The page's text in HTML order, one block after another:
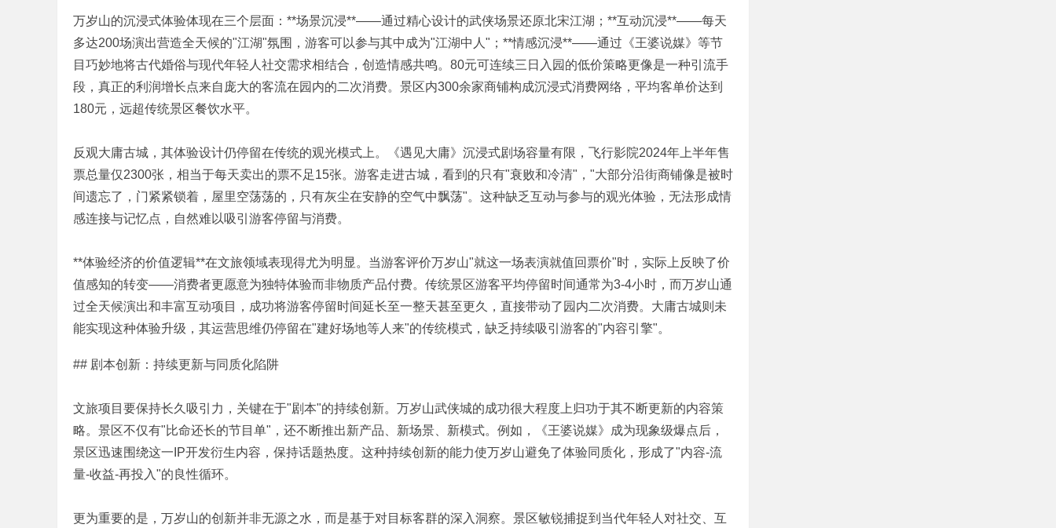
万岁山的沉浸式体验体现在三个层面：**场景沉浸**——通过精心设计的武侠场景还原北宋江湖；**互动沉浸**——每天
多达200场演出营造全天候的"江湖"氛围，游客可以参与其中成为"江湖中人"；**情感沉浸**——通过《王婆说媒》等节
目巧妙地将古代婚俗与现代年轻人社交需求相结合，创造情感共鸣。80元可连续三日入园的低价策略更像是一种引流手
段，真正的利润增长点来自庞大的客流在园内的二次消费。景区内300余家商铺构成沉浸式消费网络，平均客单价达到
180元，远超传统景区餐饮水平。
反观大庸古城，其体验设计仍停留在传统的观光模式上。《遇见大庸》沉浸式剧场容量有限，飞行影院2024年上半年售
票总量仅2300张，相当于每天卖出的票不足15张。游客走进古城，看到的只有"衰败和冷清"，"大部分沿街商铺像是被时
间遗忘了，门紧紧锁着，屋里空荡荡的，只有灰尘在安静的空气中飘荡"。这种缺乏互动与参与的观光体验，无法形成情
感连接与记忆点，自然难以吸引游客停留与消费。
**体验经济的价值逻辑**在文旅领域表现得尤为明显。当游客评价万岁山"就这一场表演就值回票价"时，实际上反映了价
值感知的转变——消费者更愿意为独特体验而非物质产品付费。传统景区游客平均停留时间通常为3-4小时，而万岁山通
过全天候演出和丰富互动项目，成功将游客停留时间延长至一整天甚至更久，直接带动了园内二次消费。大庸古城则未
能实现这种体验升级，其运营思维仍停留在"建好场地等人来"的传统模式，缺乏持续吸引游客的"内容引擎"。
## 剧本创新：持续更新与同质化陷阱
文旅项目要保持长久吸引力，关键在于"剧本"的持续创新。万岁山武侠城的成功很大程度上归功于其不断更新的内容策
略。景区不仅有"比命还长的节目单"，还不断推出新产品、新场景、新模式。例如，《王婆说媒》成为现象级爆点后，
景区迅速围绕这一IP开发衍生内容，保持话题热度。这种持续创新的能力使万岁山避免了体验同质化，形成了"内容-流
量-收益-再投入"的良性循环。
更为重要的是，万岁山的创新并非无源之水，而是基于对目标客群的深入洞察。景区敏锐捕捉到当代年轻人对社交、互